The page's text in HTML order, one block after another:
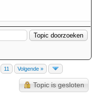
11 Volgende »
Topic is gesloten